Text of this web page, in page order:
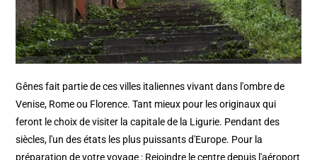
Gênes fait partie de ces villes italiennes vivant dans l'ombre de
Venise, Rome ou Florence. Tant mieux pour les originaux qui
feront le choix de visiter la capitale de la Ligurie. Pendant des
siècles, l'un des états les plus puissants d'Europe. Pour la
préparation de votre voyage : Rejoindre le centre depuis l'aéroport